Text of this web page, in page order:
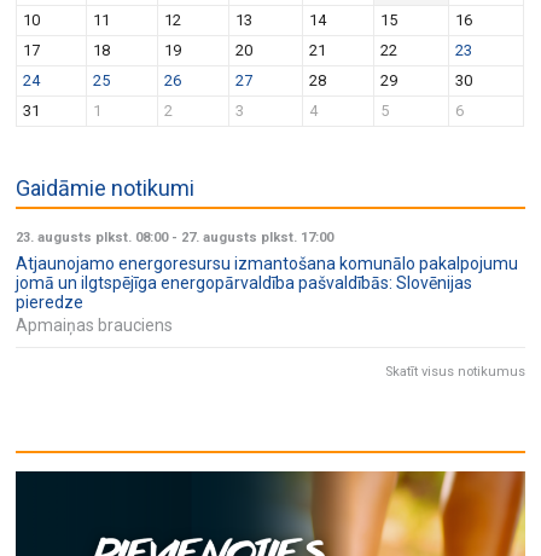
g
a
t
n
10
11 12 13 14 15
16
17
18 19 20 21 22
23
24
25 26 27 28 29
30
31
1 2 3 4 5 6
Gaidāmie notikumi
23. augusts plkst. 08:00- 27. augusts plkst. 17:00
Atjaunojamo energoresursu izmantošana komunālo pakalpojumu
jomā un ilgtspējīga energopārvaldība pašvaldībās: Slovēnijas
pieredze
Apmaiņas brauciens
Skatīt visus notikumus